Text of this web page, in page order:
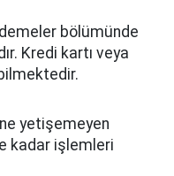
bölümünde
Kredi kartı veya
yetişemeyen
kadar işlemleri